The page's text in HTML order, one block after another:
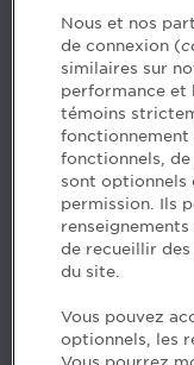
Contact us
5, Place Ville
H3B 2G2
www.cpaquebec.ca
Questions? Ask
Want to make
our job offers >
Facebook - Devenir
Instagram
Nous et nos
de connexion (
similaires sur
performance et
témoins
fonctionnement
fonctionnels,
sont optionnels
permission. Ils
de recueillir
du site.
Vous pouvez
optionnels, les